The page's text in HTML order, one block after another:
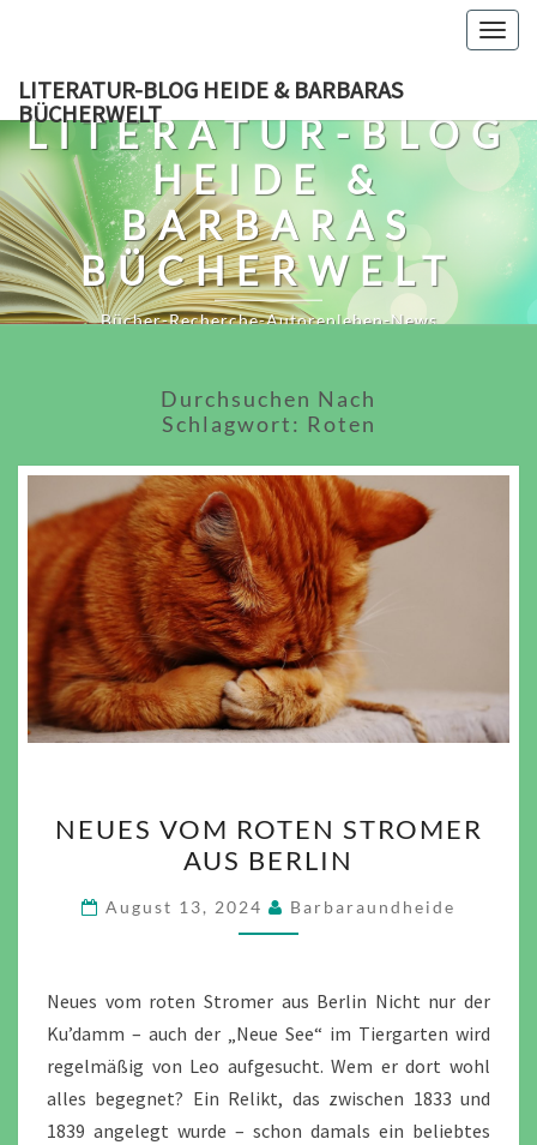
content
LITERATUR-BLOG HEIDE & BARBARAS
BÜCHERWELT
LITERATUR-BLOG
HEIDE &
BARBARAS
BÜCHERWELT
Bücher-Recherche-Autorenleben-News
Durchsuchen Nach
Schlagwort: Roten
VOM
ROTEN
STROMER
AUS
NEUES VOM ROTEN STROMER
AUS BERLIN
August 13, 2024 Barbaraundheide
Neues vom roten Stromer aus Berlin Nicht nur der
Ku’damm – auch der „Neue See“ im Tiergarten wird
regelmäßig von Leo aufgesucht. Wem er dort wohl
alles begegnet? Ein Relikt, das zwischen 1833 und
1839 angelegt wurde – schon damals ein beliebtes